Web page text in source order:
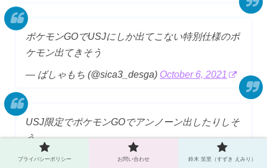
ポケモンGOでUSJにしか出てこない特別仕様のポ
ケモン出てきそう
— ばしゃもち (@sica3_desga) October 6, 2021
USJ限定でポケモンGOでアンノーン出したりしそ
う
— 文前昇里(ふみさきのぼり) (@nobonobonobon)
プライバシーポリシー お問い合わせ 鈴木 笑里（すずき えみり）